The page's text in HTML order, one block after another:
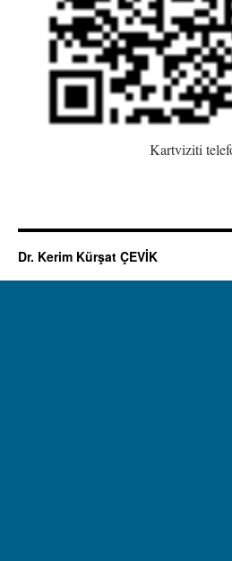
Kartviziti
Dr. Kerim Kürşat ÇEVİK